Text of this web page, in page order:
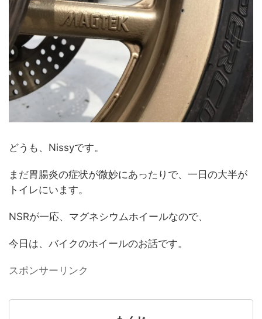
どうも、Nissyです。
まだ胃腸炎の症状が微妙にあったりで、一日の大半が
トイレにいます。
NSRが一応、マグネシウムホイールなので、
今日は、バイクのホイールのお話です。
スポンサーリンク